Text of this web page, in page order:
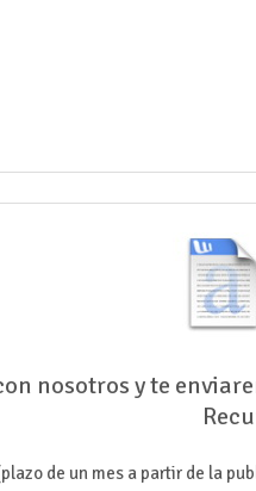
nosotros y te
de un mes a partir de la